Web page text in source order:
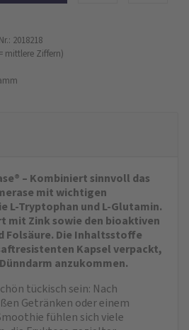
2018218
mittlere Ziffern)
– Kombiniert sinnvoll das
mit wichtigen
L-Tryptophan und L-Glutamin.
mit Zink sowie den bioaktiven
Folsäure. Die Inhaltsstoffe
Kapsel verpackt,
anzukommen.
tückisch sein: Nach
Getränken oder einem
fühlen sich viele